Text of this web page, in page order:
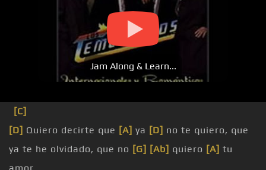
Jam Along & Learn...
[C]
[D] Quiero decirte que [A] ya [D] no te quiero, que
ya te he olvidado, que no [G] [Ab] quiero [A] tu